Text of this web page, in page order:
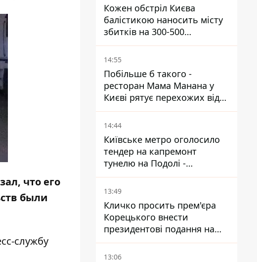
что его
были
службу
Кожен обстріл Києва
балістикою наносить місту
збитків на 300-500
мільйонів - Петро
Пантелеєв
14:55
Побільше б такого -
ресторан Мама Манана у
Києві рятує перехожих від
спеки
14:44
Київське метро оголосило
тендер на капремонт
тунелю на Подолі -
триватиме майже два роки
13:49
Кличко просить прем'єра
Корецького внести
президентові подання на
звільнення володаря
Троєщини Бахматова
13:06